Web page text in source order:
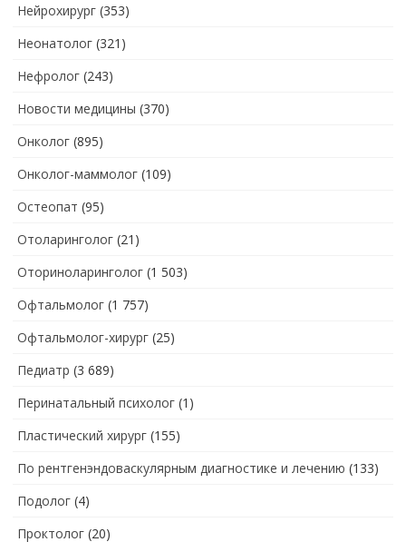
Нейрохирург (353)
Неонатолог (321)
Нефролог (243)
Новости медицины (370)
Онколог (895)
Онколог-маммолог (109)
Остеопат (95)
Отоларинголог (21)
Оториноларинголог (1 503)
Офтальмолог (1 757)
Офтальмолог-хирург (25)
Педиатр (3 689)
Перинатальный психолог (1)
Пластический хирург (155)
По рентгенэндоваскулярным диагностике и лечению (133)
Подолог (4)
Проктолог (20)